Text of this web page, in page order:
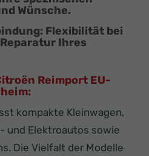
Wünsche.
Flexibilität bei
Ihres
Reimport EU-
kompakte Kleinwagen,
und Elektroautos sowie
Die Vielfalt der Modelle